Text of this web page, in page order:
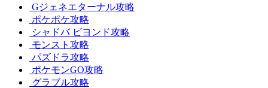
Gジェネエターナル攻略
ポケポケ攻略
シャドバ ビヨンド攻略
モンスト攻略
パズドラ攻略
ポケモンGO攻略
グラブル攻略